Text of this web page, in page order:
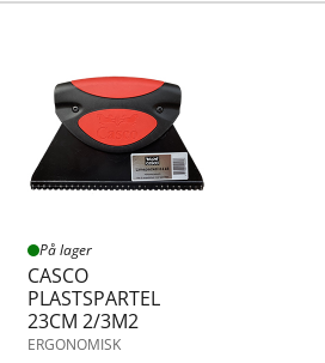
På lager
CASCO
PLASTSPARTEL
23CM 2/3M2
ERGONOMISK